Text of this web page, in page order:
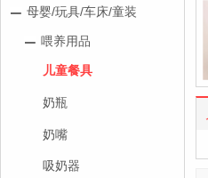
母婴/玩具/车床/童装
喂养用品
儿童餐具
奶瓶
奶嘴
吸奶器